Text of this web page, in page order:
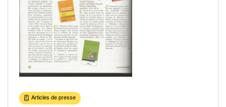
Articles de presse